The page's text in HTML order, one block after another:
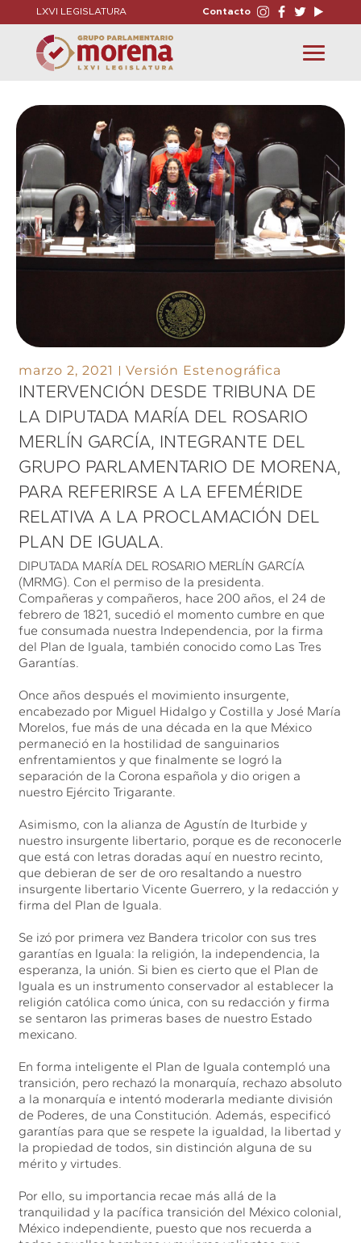
LXVI LEGISLATURA Contacto
Toggle
navigation
marzo 2, 2021 Versión Estenográfica
INTERVENCIÓN DESDE TRIBUNA DE
LA DIPUTADA MARÍA DEL ROSARIO
MERLÍN GARCÍA, INTEGRANTE DEL
GRUPO PARLAMENTARIO DE MORENA,
PARA REFERIRSE A LA EFEMÉRIDE
RELATIVA A LA PROCLAMACIÓN DEL
PLAN DE IGUALA.
DIPUTADA MARÍA DEL ROSARIO MERLÍN GARCÍA
(MRMG). Con el permiso de la presidenta.
Compañeras y compañeros, hace 200 años, el 24 de
febrero de 1821, sucedió el momento cumbre en que
fue consumada nuestra Independencia, por la firma
del Plan de Iguala, también conocido como Las Tres
Garantías.
Once años después el movimiento insurgente,
encabezado por Miguel Hidalgo y Costilla y José María
Morelos, fue más de una década en la que México
permaneció en la hostilidad de sanguinarios
enfrentamientos y que finalmente se logró la
separación de la Corona española y dio origen a
nuestro Ejército Trigarante.
Asimismo, con la alianza de Agustín de Iturbide y
nuestro insurgente libertario, porque es de reconocerle
que está con letras doradas aquí en nuestro recinto,
que debieran de ser de oro resaltando a nuestro
insurgente libertario Vicente Guerrero, y la redacción y
firma del Plan de Iguala.
Se izó por primera vez Bandera tricolor con sus tres
garantías en Iguala: la religión, la independencia, la
esperanza, la unión. Si bien es cierto que el Plan de
Iguala es un instrumento conservador al establecer la
religión católica como única, con su redacción y firma
se sentaron las primeras bases de nuestro Estado
mexicano.
En forma inteligente el Plan de Iguala contempló una
transición, pero rechazó la monarquía, rechazo absoluto
a la monarquía e intentó moderarla mediante división
de Poderes, de una Constitución. Además, especificó
garantías para que se respete la igualdad, la libertad y
la propiedad de todos, sin distinción alguna de su
mérito y virtudes.
Por ello, su importancia recae más allá de la
tranquilidad y la pacífica transición del México colonial,
México independiente, puesto que nos recuerda a